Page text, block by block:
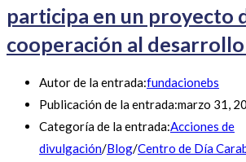
participa en un proyecto
cooperación al desarrollo
Autor de la entrada:fundacionebs
Publicación de la entrada:marzo 31,
Categoría de la entrada:Acciones de
divulgación/Blog/Centro de Día